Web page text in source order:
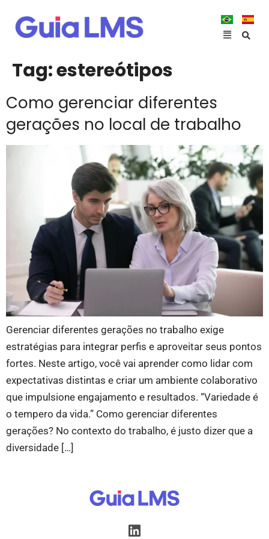
Tag:estereótipos
Como gerenciar diferentes
gerações no local de trabalho
Gerenciar diferentes gerações no trabalho exige
estratégias para integrar perfis e aproveitar seus pontos
fortes. Neste artigo, você vai aprender como lidar com
expectativas distintas e criar um ambiente colaborativo
que impulsione engajamento e resultados. “Variedade é
o tempero da vida.” Como gerenciar diferentes
gerações? No contexto do trabalho, é justo dizer que a
diversidade […]